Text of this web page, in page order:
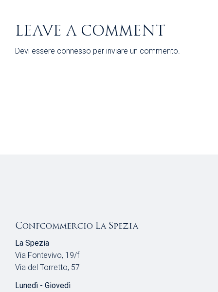
LEAVE A COMMENT
Devi essere connesso per inviare un commento.
Confcommercio La Spezia
La Spezia
Via Fontevivo, 19/f
Via del Torretto, 57
Lunedì - Giovedì